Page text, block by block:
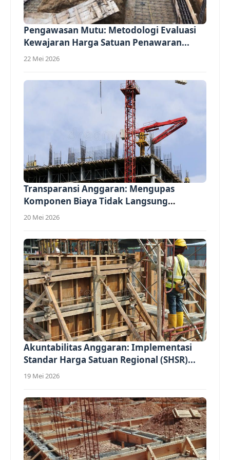
Pengawasan Mutu: Metodologi Evaluasi
Kewajaran Harga Satuan Penawaran...
22 Mei 2026
Transparansi Anggaran: Mengupas
Komponen Biaya Tidak Langsung
(Overhead)...
20 Mei 2026
Akuntabilitas Anggaran: Implementasi
Standar Harga Satuan Regional (SHSR)...
19 Mei 2026